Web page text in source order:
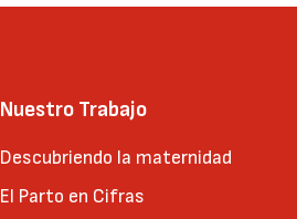
Nuestro Trabajo
Descubriendo la maternidad
El Parto en Cifras